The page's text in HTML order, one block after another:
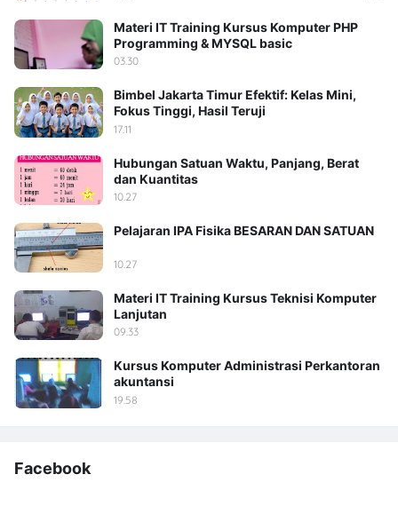
Materi IT Training Kursus Komputer PHP
Programming & MYSQL basic
03.30
Bimbel Jakarta Timur Efektif: Kelas Mini,
Fokus Tinggi, Hasil Teruji
17.11
Hubungan Satuan Waktu, Panjang, Berat
dan Kuantitas
10.27
Pelajaran IPA Fisika BESARAN DAN SATUAN
10.27
Materi IT Training Kursus Teknisi Komputer
Lanjutan
09.33
Kursus Komputer Administrasi Perkantoran
akuntansi
19.58
Facebook